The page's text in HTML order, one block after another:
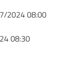
2024 08:00
08:30